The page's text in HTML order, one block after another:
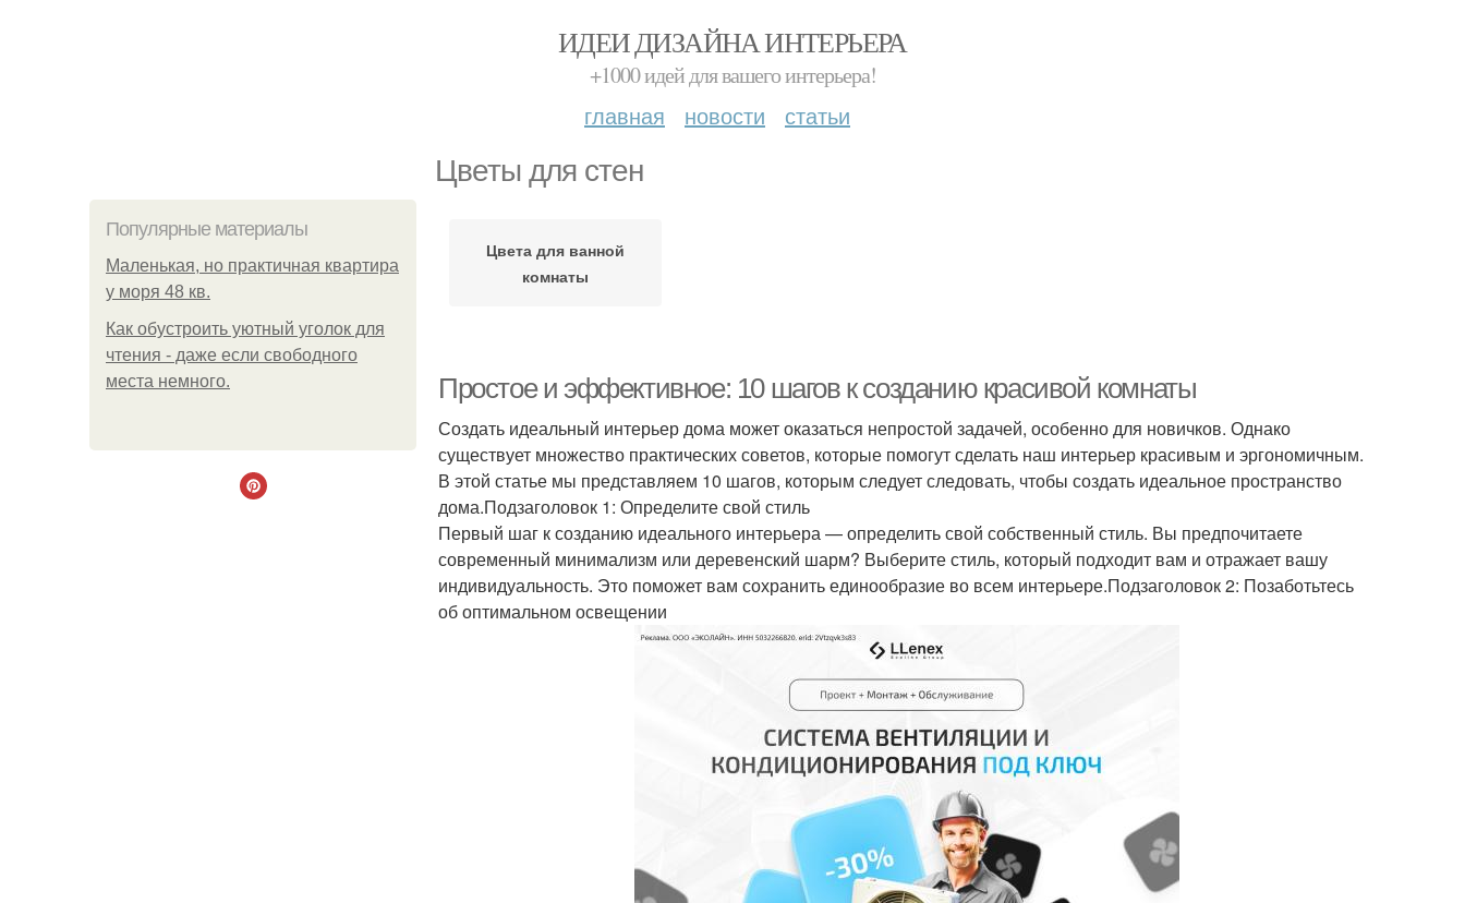
ИДЕИ ДИЗАЙНА ИНТЕРЬЕРА
+1000 идей для вашего интерьера!
главная новости статьи
Цветы для стен
Популярные материалы
Маленькая, но практичная квартира
у моря 48 кв.
Как обустроить уютный уголок для
чтения - даже если свободного
места немного.
Цвета для ванной
комнаты
Простое и эффективное: 10 шагов к созданию красивой комнаты
Создать идеальный интерьер дома может оказаться непростой задачей, особенно для новичков. Однако
существует множество практических советов, которые помогут сделать наш интерьер красивым и эргономичным.
В этой статье мы представляем 10 шагов, которым следует следовать, чтобы создать идеальное пространство
дома.Подзаголовок 1: Определите свой стиль
Первый шаг к созданию идеального интерьера — определить свой собственный стиль. Вы предпочитаете
современный минимализм или деревенский шарм? Выберите стиль, который подходит вам и отражает вашу
индивидуальность. Это поможет вам сохранить единообразие во всем интерьере.Подзаголовок 2: Позаботьтесь
об оптимальном освещении